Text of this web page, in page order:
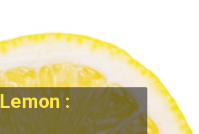
Lemon :